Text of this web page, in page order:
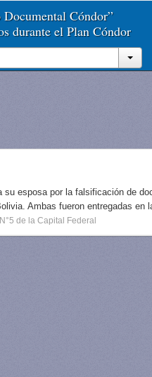
Cóndor”
durante el Plan Cóndor
esposa por la falsificación de
Ambas fueron entregadas en
de la Capital Federal